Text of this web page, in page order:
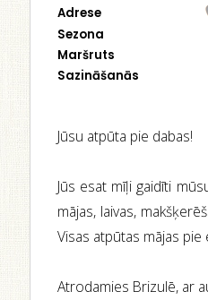
Adrese
Sezona
Maršruts
Sazināšanās
Jūsu atpūta pie dabas!
Jūs esat mīļi gaidīti
mājas, laivas,
Visas atpūtas mājas
Atrodamies Brizulē, ar